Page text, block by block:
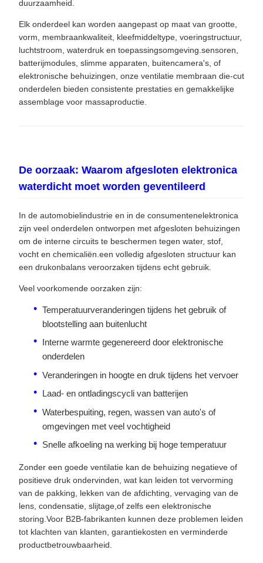
duurzaamheid.
Elk onderdeel kan worden aangepast op maat van grootte,
vorm, membraankwaliteit, kleefmiddeltype, voeringstructuur,
luchtstroom, waterdruk en toepassingsomgeving.sensoren,
batterijmodules, slimme apparaten, buitencamera's, of
elektronische behuizingen, onze ventilatie membraan die-cut
onderdelen bieden consistente prestaties en gemakkelijke
assemblage voor massaproductie.
De oorzaak: Waarom afgesloten elektronica
waterdicht moet worden geventileerd
In de automobielindustrie en in de consumentenelektronica
zijn veel onderdelen ontworpen met afgesloten behuizingen
om de interne circuits te beschermen tegen water, stof,
vocht en chemicaliën.een volledig afgesloten structuur kan
een drukonbalans veroorzaken tijdens echt gebruik.
Veel voorkomende oorzaken zijn:
Temperatuurveranderingen tijdens het gebruik of
blootstelling aan buitenlucht
Interne warmte gegenereerd door elektronische
onderdelen
Veranderingen in hoogte en druk tijdens het vervoer
Laad- en ontladingscycli van batterijen
Waterbespuiting, regen, wassen van auto's of
omgevingen met veel vochtigheid
Snelle afkoeling na werking bij hoge temperatuur
Zonder een goede ventilatie kan de behuizing negatieve of
positieve druk ondervinden, wat kan leiden tot vervorming
van de pakking, lekken van de afdichting, vervaging van de
lens, condensatie, slijtage,of zelfs een elektronische
storing.Voor B2B-fabrikanten kunnen deze problemen leiden
tot klachten van klanten, garantiekosten en verminderde
productbetrouwbaarheid.